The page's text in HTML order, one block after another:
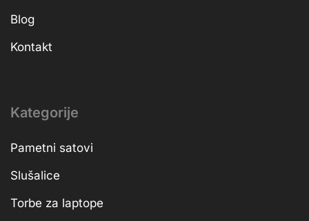
Blog
Kontakt
Kategorije
Pametni satovi
Slušalice
Torbe za laptope